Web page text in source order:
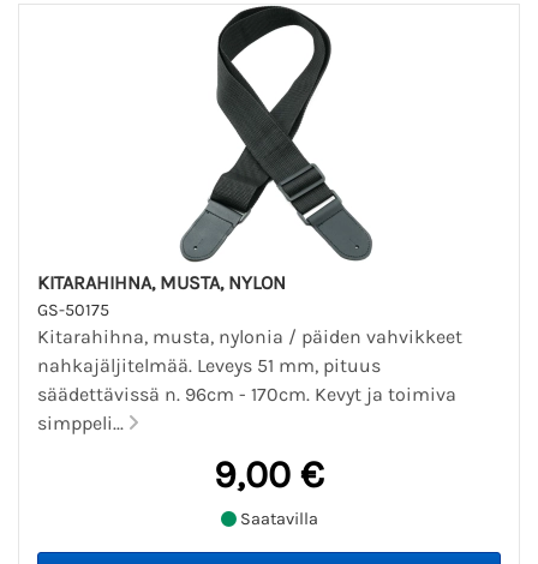
KITARAHIHNA, MUSTA, NYLON
GS-50175
Kitarahihna, musta, nylonia / päiden vahvikkeet
nahkajäljitelmää. Leveys 51 mm, pituus
säädettävissä n. 96cm - 170cm. Kevyt ja toimiva
simppeli...
9,00 €
Saatavilla